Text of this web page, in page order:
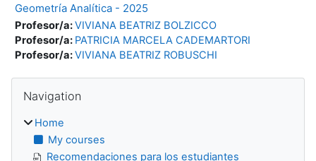
Geometría Analítica - 2025
Profesor/a:VIVIANA BEATRIZ BOLZICCO
Profesor/a: PATRICIA MARCELA CADEMARTORI
Profesor/a:VIVIANA BEATRIZ ROBUSCHI
Blocks
Navigation
Home
My courses
Recomendaciones para los estudiantes